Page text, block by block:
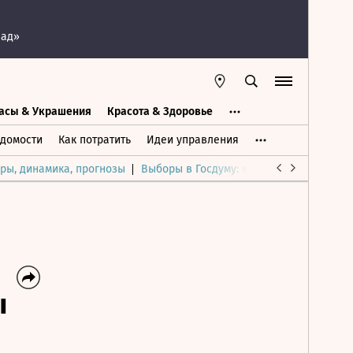
& Украшения Красота & Здоровье
Как потратить Идеи управления
Часы & Украшения Дом & Интерьер
динамика, прогнозы Выборы в Госдуму: каким был и будет